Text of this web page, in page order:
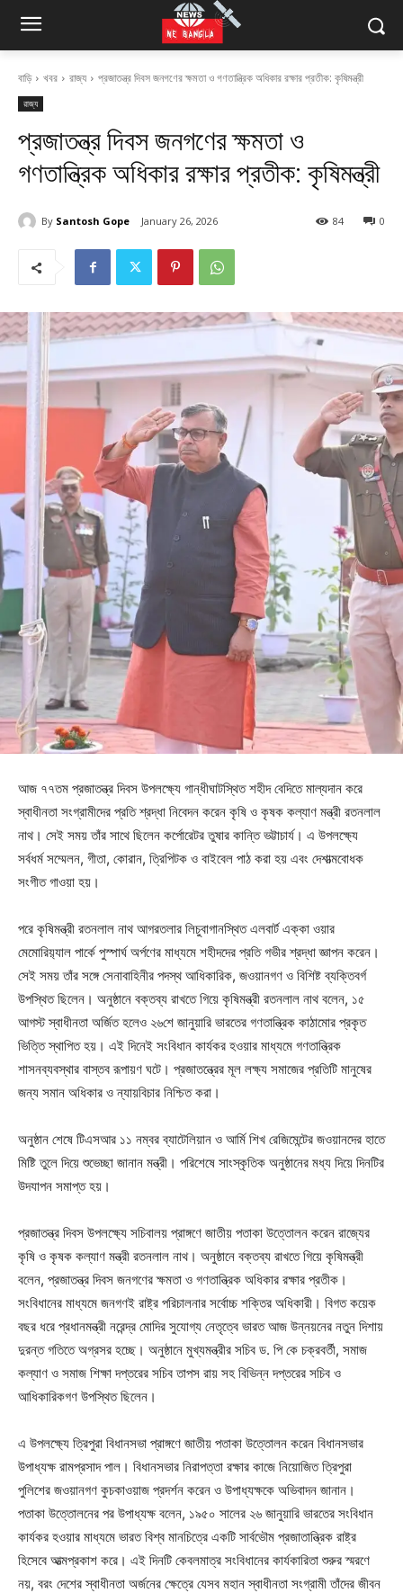
বাড়ি খবর রাজ্য প্রজাতন্ত্র দিবস জনগণের ক্ষমতা ও গণতান্ত্রিক অধিকার রক্ষার প্রতীক: কৃষিমন্ত্রী
রাজ্য
প্রজাতন্ত্র দিবস জনগণের ক্ষমতা ও
গণতান্ত্রিক অধিকার রক্ষার প্রতীক: কৃষিমন্ত্রী
By Santosh Gope January 26, 2026 0
84
আজ ৭৭তম প্রজাতন্ত্র দিবস উপলক্ষ্যে গান্ধীঘাটস্থিত শহীদ বেদিতে মাল্যদান করে
স্বাধীনতা সংগ্রামীদের প্রতি শ্রদ্ধা নিবেদন করেন কৃষি ও কৃষক কল্যাণ মন্ত্রী রতনলাল
নাথ। সেই সময় তাঁর সাথে ছিলেন কর্পোরেটর তুষার কান্তি ভট্টাচার্য। এ উপলক্ষ্যে
সর্বধর্ম সম্মেলন, গীতা, কোরান, ত্রিপিটক ও বাইবেল পাঠ করা হয় এবং দেশাত্মবোধক
সংগীত গাওয়া হয়।
পরে কৃষিমন্ত্রী রতনলাল নাথ আগরতলার লিচুবাগানস্থিত এলবার্ট এক্কা ওয়ার
মেমোরিয়‍্যাল পার্কে পুস্পার্ঘ অর্পণের মাধ্যমে শহীদদের প্রতি গভীর শ্রদ্ধা জ্ঞাপন করেন।
সেই সময় তাঁর সঙ্গে সেনাবাহিনীর পদস্থ আধিকারিক, জওয়ানগণ ও বিশিষ্ট ব্যক্তিবর্গ
উপস্থিত ছিলেন। অনুষ্ঠানে বক্তব্য রাখতে গিয়ে কৃষিমন্ত্রী রতনলাল নাথ বলেন, ১৫
আগস্ট স্বাধীনতা অর্জিত হলেও ২৬শে জানুয়ারি ভারতের গণতান্ত্রিক কাঠামোর প্রকৃত
ভিত্তি স্থাপিত হয়। এই দিনেই সংবিধান কার্যকর হওয়ার মাধ্যমে গণতান্ত্রিক
শাসনব্যবস্থার বাস্তব রূপায়ণ ঘটে। প্রজাতন্ত্রের মূল লক্ষ্য সমাজের প্রতিটি মানুষের
জন্য সমান অধিকার ও ন্যায়বিচার নিশ্চিত করা।
অনুষ্ঠান শেষে টিএসআর ১১ নম্বর ব্যাটেলিয়ান ও আর্মি শিখ রেজিমেন্টের জওয়ানদের হাতে
মিষ্টি তুলে দিয়ে শুভেচ্ছা জানান মন্ত্রী। পরিশেষে সাংস্কৃতিক অনুষ্ঠানের মধ্য দিয়ে দিনটির
উদযাপন সমাপ্ত হয়।
প্রজাতন্ত্র দিবস উপলক্ষ্যে সচিবালয় প্রাঙ্গণে জাতীয় পতাকা উত্তোলন করেন রাজ্যের
কৃষি ও কৃষক কল্যাণ মন্ত্রী রতনলাল নাথ। অনুষ্ঠানে বক্তব্য রাখতে গিয়ে কৃষিমন্ত্রী
বলেন, প্রজাতন্ত্র দিবস জনগণের ক্ষমতা ও গণতান্ত্রিক অধিকার রক্ষার প্রতীক।
সংবিধানের মাধ্যমে জনগণই রাষ্ট্র পরিচালনার সর্বোচ্চ শক্তির অধিকারী। বিগত কয়েক
বছর ধরে প্রধানমন্ত্রী নরেন্দ্র মোদির সুযোগ্য নেতৃত্বে ভারত আজ উন্নয়নের নতুন দিশায়
দুরন্ত গতিতে অগ্রসর হচ্ছে। অনুষ্ঠানে মুখ্যমন্ত্রীর সচিব ড. পি কে চক্রবর্তী, সমাজ
কল্যাণ ও সমাজ শিক্ষা দপ্তরের সচিব তাপস রায় সহ বিভিন্ন দপ্তরের সচিব ও
আধিকারিকগণ উপস্থিত ছিলেন।
এ উপলক্ষ্যে ত্রিপুরা বিধানসভা প্রাঙ্গণে জাতীয় পতাকা উত্তোলন করেন বিধানসভার
উপাধ্যক্ষ রামপ্রসাদ পাল। বিধানসভার নিরাপত্তা রক্ষার কাজে নিয়োজিত ত্রিপুরা
পুলিশের জওয়ানগণ কুচকাওয়াজ প্রদর্শন করেন ও উপাধ্যক্ষকে অভিবাদন জানান।
পতাকা উত্তোলনের পর উপাধ্যক্ষ বলেন, ১৯৫০ সালের ২৬ জানুয়ারি ভারতের সংবিধান
কার্যকর হওয়ার মাধ্যমে ভারত বিশ্ব মানচিত্রে একটি সার্বভৌম প্রজাতান্ত্রিক রাষ্ট্র
হিসেবে আত্মপ্রকাশ করে। এই দিনটি কেবলমাত্র সংবিধানের কার্যকারিতা শুরুর স্মরণে
নয়, বরং দেশের স্বাধীনতা অর্জনের ক্ষেত্রে যেসব মহান স্বাধীনতা সংগ্রামী তাঁদের জীবন